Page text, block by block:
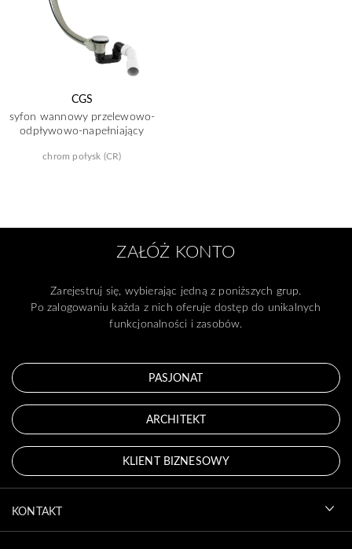
CGS
syfon wannowy przelewowo-
odpływowo-napełniający
chrom połysk (CR)
ZAŁÓŻ KONTO
Zarejestruj się, wybierając jedną z poniższych grup.
Po zalogowaniu każda z nich oferuje dostęp do unikalnych
funkcjonalności i zasobów.
PASJONAT
ARCHITEKT
KLIENT BIZNESOWY
KONTAKT